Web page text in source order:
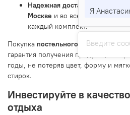
Надежная доставка:
Москве и во все уголкиРоссии
каждый комплект.
Покупка постельного белья в
гарантия получения продукта,
годы, не потеряв цвет, форму и
стирок.
Инвестируйте в
отдыха
Введите
Я